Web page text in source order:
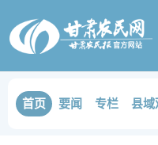
首页 要闻 专栏 县域